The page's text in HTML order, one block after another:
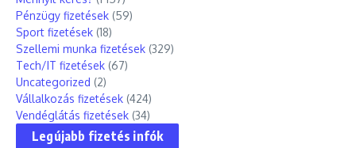
Pénzügy fizetések (59)
Sport fizetések (18)
Szellemi munka fizetések (329)
Tech/IT fizetések (67)
Uncategorized (2)
Vállalkozás fizetések (424)
Vendéglátás fizetések (34)
Legújabb fizetés infók